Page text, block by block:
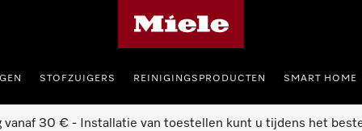
STOFZUIGERS REINIGINGSPRODUCTEN SMART HOME
vanaf 30 € - Installatie van toestellen kunt u tijdens het